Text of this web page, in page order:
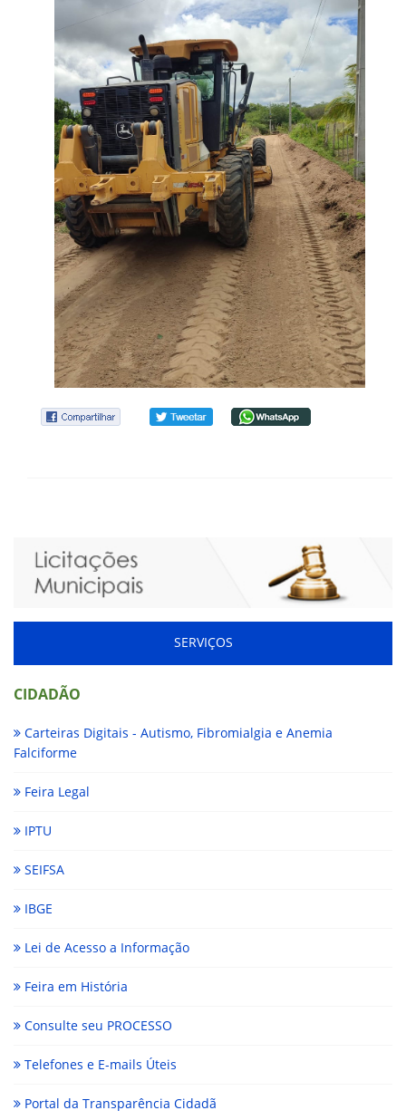
SERVIÇOS
CIDADÃO
Carteiras Digitais - Autismo, Fibromialgia e Anemia
Falciforme
Feira Legal
IPTU
SEIFSA
IBGE
Lei de Acesso a Informação
Feira em História
Consulte seu PROCESSO
Telefones e E-mails Úteis
Portal da Transparência Cidadã